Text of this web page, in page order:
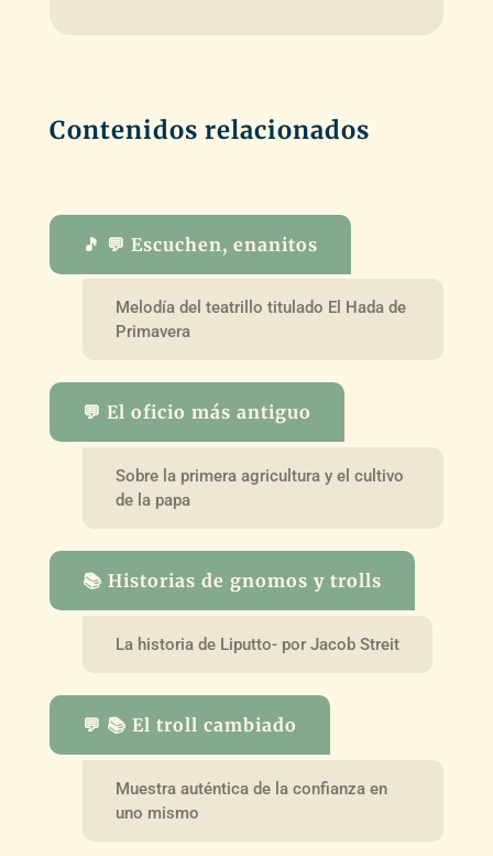
Contenidos relacionados
🎵 💬 Escuchen, enanitos
Melodía del teatrillo titulado El Hada de
Primavera
💬 El oficio más antiguo
Sobre la primera agricultura y el cultivo
de la papa
📚 Historias de gnomos y trolls
La historia de Liputto- por Jacob Streit
💬 📚 El troll cambiado
Muestra auténtica de la confianza en
uno mismo